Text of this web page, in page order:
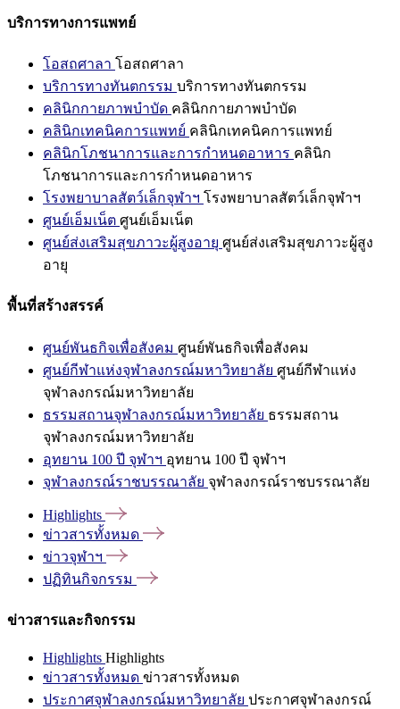
บริการทางการแพทย์
โอสถศาลา โอสถศาลา
บริการทางทันตกรรม บริการทางทันตกรรม
คลินิกกายภาพบำบัด คลินิกกายภาพบำบัด
คลินิกเทคนิคการแพทย์ คลินิกเทคนิคการแพทย์
คลินิกโภชนาการและการกำหนดอาหาร คลินิก
โภชนาการและการกำหนดอาหาร
โรงพยาบาลสัตว์เล็กจุฬาฯ โรงพยาบาลสัตว์เล็กจุฬาฯ
ศูนย์เอ็มเน็ต ศูนย์เอ็มเน็ต
ศูนย์ส่งเสริมสุขภาวะผู้สูงอายุ ศูนย์ส่งเสริมสุขภาวะผู้สูง
อายุ
พื้นที่สร้างสรรค์
ศูนย์พันธกิจเพื่อสังคม ศูนย์พันธกิจเพื่อสังคม
ศูนย์กีฬาแห่งจุฬาลงกรณ์มหาวิทยาลัย ศูนย์กีฬาแห่ง
จุฬาลงกรณ์มหาวิทยาลัย
ธรรมสถานจุฬาลงกรณ์มหาวิทยาลัย ธรรมสถาน
จุฬาลงกรณ์มหาวิทยาลัย
อุทยาน 100 ปี จุฬาฯ อุทยาน 100 ปี จุฬาฯ
จุฬาลงกรณ์ราชบรรณาลัย จุฬาลงกรณ์ราชบรรณาลัย
Highlights
ข่าวสารทั้งหมด
ข่าวจุฬาฯ
ปฏิทินกิจกรรม
ข่าวสารและกิจกรรม
Highlights Highlights
ข่าวสารทั้งหมด ข่าวสารทั้งหมด
ประกาศจุฬาลงกรณ์มหาวิทยาลัย ประกาศจุฬาลงกรณ์